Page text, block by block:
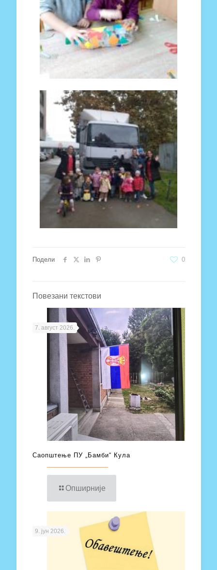
Подели 0
Повезани текстови
7. август 2026.
Саопштење ПУ „Бамби“ Кула
Опширније
9. јун 2026.